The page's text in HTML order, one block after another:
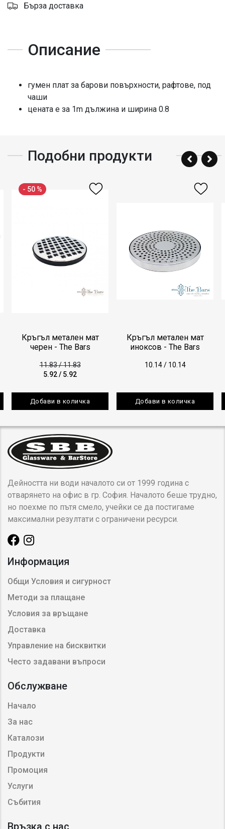
Бърза доставка
Описание
гумен плат за барови повърхности, рафтове, под
чаши
цената е за 1m дължина и ширина 0.8
Подобни продукти
- 50 %
Кръгъл метален мат
черен - The Bars
11.83/11.83
5.92/ 5.92
Добави в количка
Кръгъл метален мат
иноксов - The Bars
10.14 / 10.14
Добави в количка
Дейността ни води началото си от 1999 година с
отварянето на офис в гр. София. Началото беше трудно,
но поехме по пътя смело, учейки се да постигаме
максимални резултати с ограничени ресурси.
Информация
Общи Условия и сигурност
Методи за плащане
Условия за връщане
Доставка
Управление на бисквитки
Често задавани въпроси
Обслужване
Начало
За нас
Каталози
Продукти
Промоция
Услуги
Събития
Връзка с нас